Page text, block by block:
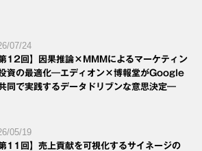
07/24
第12回】因果推論×MMMによるマーケティン
資の最適化―エディオン×博報堂がGoogle
同で実践するデータドリブンな意思決定―
05/19
第11回】売上貢献を可視化するサイネージの